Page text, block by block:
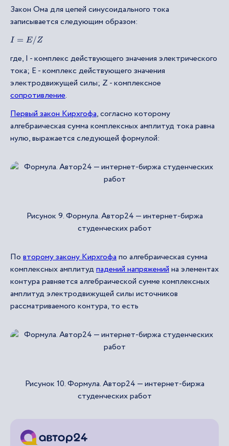
Закон Ома для цепей синусоидального тока
записывается следующим образом:
I= E/ Z
где, I - комплекс действующего значения электрического
тока; Е - комплекс действующего значения
электродвижущей силы; Z - комплексное
сопротивление.
Первый закон Кирхгофа, согласно которому
алгебраическая сумма комплексных амплитуд тока равна
нулю, выражается следующей формулой:
Рисунок 9. Формула. Автор24 — интернет-биржа
студенческих работ
По второму закону Кирхгофапо алгебраическая сумма
комплексных амплитуд падений напряженийна элементах
контура равняется алгебраической сумме комплексных
амплитуд электродвижущей силы источников
рассматриваемого контура, то есть
Рисунок 10. Формула. Автор24 — интернет-биржа
студенческих работ